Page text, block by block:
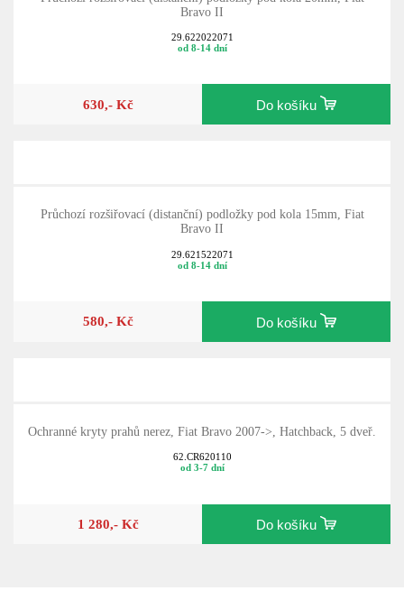
Bravo II
29.622022071
od 8-14 dní
630,- Kč Do košíku
Průchozí rozšiřovací (distanční) podložky pod kola 15mm, Fiat
Bravo II
29.621522071
od 8-14 dní
580,- Kč Do košíku
Ochranné kryty prahů nerez, Fiat Bravo 2007->, Hatchback, 5 dveř.
62.CR620110
od 3-7 dní
1 280,- Kč Do košíku